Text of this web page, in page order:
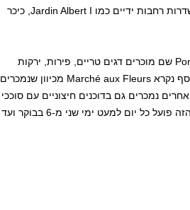
Colline du Château (גבעת הטירה) והיא תחומה על ידי שדרות רחבות ידיים כמו Jardin Albert I, כיכר
הקצה הדרומי של העיר העתיקה גובל בדוכני שוק Ponchettes שם מוכרים דגים טריים, פירות, ירקות
ומאפים הישר מן התנור. שוק פרובנסיאלי מסורתי פתוח נוסף נקרא Marché aux Fleurs מכיוון שנמכרים
נמכרים גם בדוכנים חיצוניים עם סוככי
פסים צבעוניים לאורך רחובותיה של העיר העתיקה. השוק הזה פועל כל יום למעט ימי שני מ-6 בבוקר ועד